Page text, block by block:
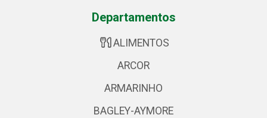
Departamentos
ALIMENTOS
ARCOR
ARMARINHO
BAGLEY-AYMORE